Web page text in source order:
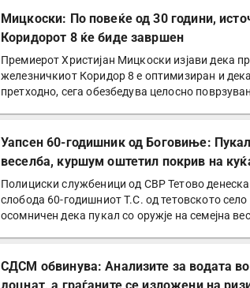
Мицкоски: По повеќе од 30 години,
Коридорот 8 ќе биде завршен
Премиерот Христијан Мицкоски изјави дека
железничкиот Коридор 8 е оптимизиран и
претходно, сега обезбедува целосно
Уапсен 60-годишник од Боговиње:
веселба, куршум оштетил покрив на
Полициски службеници од СВР Тетово
слобода 60-годишниот Т.С. од тетовското
осомничен дека пукал со оружје на семејна
СДСМ обвинува: Анализите за водата